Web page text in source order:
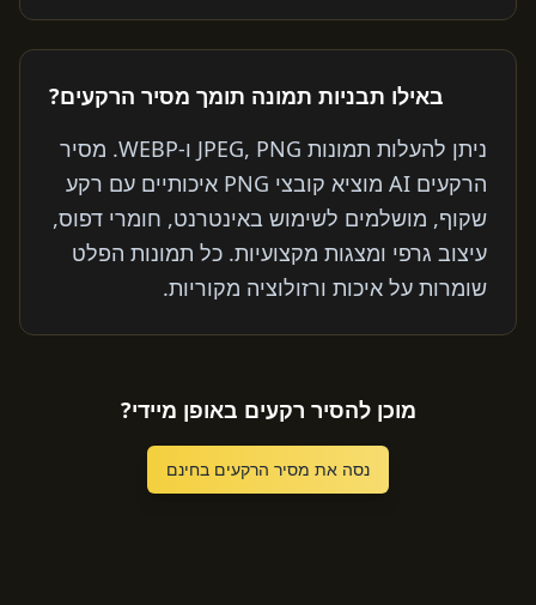
באילו תבניות תמונה תומך מסיר הרקעים?
ניתן להעלות תמונות JPEG, PNG ו-WEBP. מסיר
הרקעים AI מוציא קובצי PNG איכותיים עם רקע
שקוף, מושלמים לשימוש באינטרנט, חומרי דפוס,
עיצוב גרפי ומצגות מקצועיות. כל תמונות הפלט
שומרות על איכות ורזולוציה מקוריות.
מוכן להסיר רקעים באופן מיידי?
נסה את מסיר הרקעים בחינם